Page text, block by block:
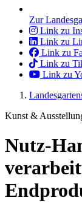
Zur
Link zu
Link zu
Link zu
Link zu
Link zu
Kunst &
Nutz-